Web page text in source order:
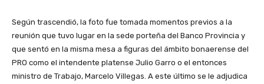
Según trascendió, la foto fue tomada momentos previos a la
reunión que tuvo lugar en la sede porteña del Banco Provincia y
que sentó en la misma mesa a figuras del ámbito bonaerense del
PRO como el intendente platense Julio Garro o el entonces
ministro de Trabajo, Marcelo Villegas. A este último se le adjudica